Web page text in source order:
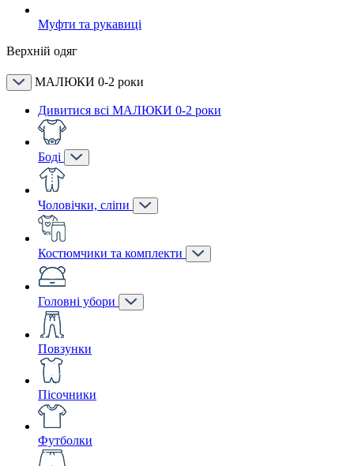
Муфти та рукавиці
Верхній одяг
МАЛЮКИ 0-2 роки
Дивитися всі МАЛЮКИ 0-2 роки
Боді
Чоловічки, сліпи
Костюмчики та комплекти
Головні убори
Повзунки
Пісочники
Футболки